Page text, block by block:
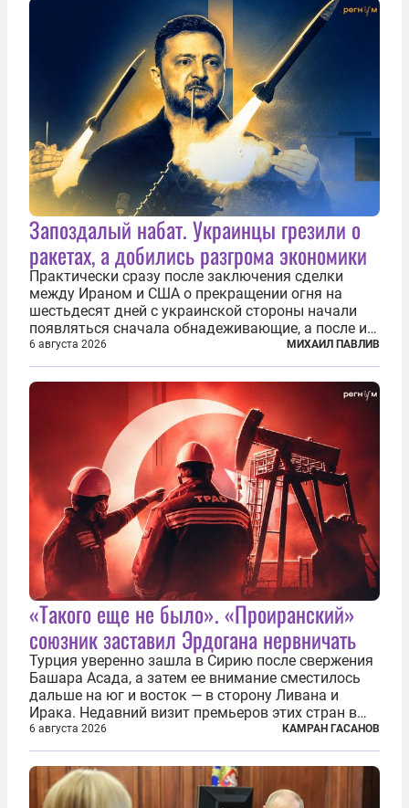
Запоздалый набат. Украинцы грезили о
ракетах, а добились разгрома экономики
Практически сразу после заключения сделки
между Ираном и США о прекращении огня на
шестьдесят дней с украинской стороны начали
появляться сначала обнадеживающие, а после и
вовсе бравурные заявления про некий «перелом»
в войне. Вероятно, в сознании первых лиц
киевского режима и стоящих за ними...
6 августа 2026 МИХАИЛ ПАВЛИВ
«Такого еще не было». «Проиранский»
союзник заставил Эрдогана нервничать
Турция уверенно зашла в Сирию после свержения
Башара Асада, а затем ее внимание сместилось
дальше на юг и восток — в сторону Ливана и
Ирака. Недавний визит премьеров этих стран в
Анкару, договоры об участии турецкой компании
TPAO в разработке нефти иракского Киркука и
«Дороги развития» подтверждают...
6 августа 2026 КАМРАН ГАСАНОВ